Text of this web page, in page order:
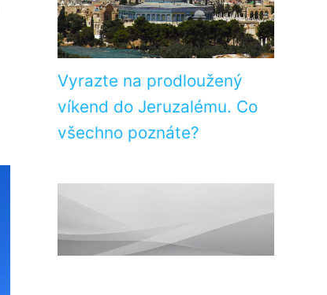
Vyrazte na prodloužený
víkend do Jeruzalému. Co
všechno poznáte?